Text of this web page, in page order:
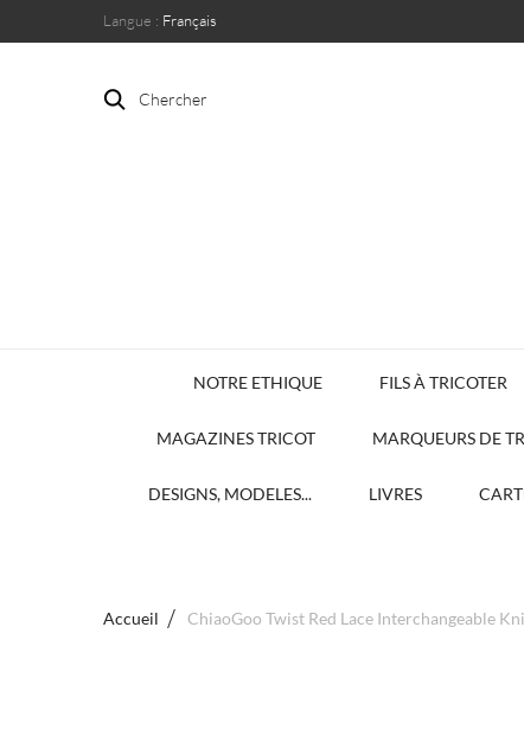
Langue : Français
Chercher
NOTRE ETHIQUE FILS À TRICOTER
MAGAZINES TRICOT MARQUEURS DE
DESIGNS, MODELES... LIVRES
Accueil ChiaoGoo Twist Red Lace Interchangeable